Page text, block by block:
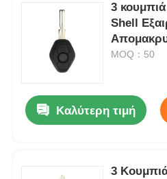
3 κουμπιά
Shell
MOQ：50
Καλύτερη τιμή
3